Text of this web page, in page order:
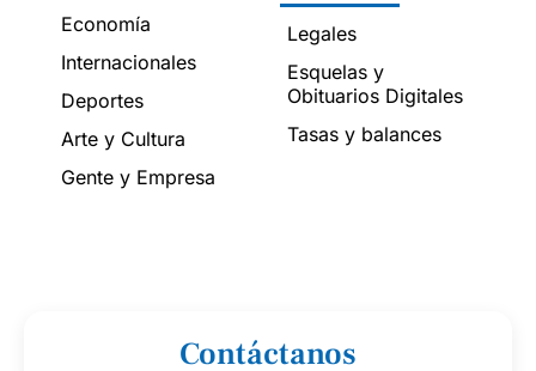
Economía
Internacionales
Deportes
Arte y Cultura
Gente y Empresa
Legales
Esquelas y
Obituarios Digitales
Tasas y balances
Contáctanos